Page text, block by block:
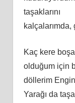
taşaklarını
Kaç kere
olduğum için
döllerim
Yarağı da